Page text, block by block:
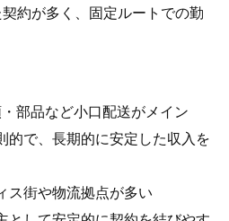
約が多く、固定ルートでの勤
部品など小口配送がメイン
的で、長期的に安定した収入を
ス街や物流拠点が多い